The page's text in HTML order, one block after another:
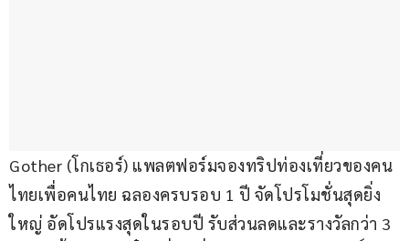
Gother (โกเธอร์) แพลตฟอร์มจองทริปท่องเที่ยวของคน
ไทยเพื่อคนไทย ฉลองครบรอบ 1 ปี จัดโปรโมชั่นสุดยิ่ง
ใหญ่ อัดโปรแรงสุดในรอบปี รับส่วนลดและรางวัลกว่า 3